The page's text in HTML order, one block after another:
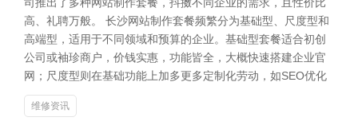
高、礼聘万般。 长沙网站制作套餐频繁分为基础型、尺度型和
高端型，适用于不同领域和预算的企业。基础型套餐适合初创
公司或袖珍商户，价钱实惠，功能皆全，大概快速搭建企业官
网；尺度型则在基础功能上加多更多定制化劳动，如SEO优化
维修资讯